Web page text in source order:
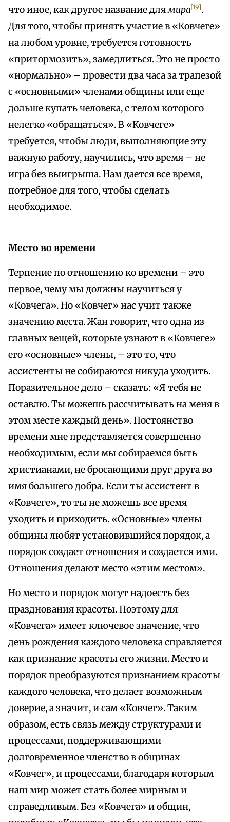
что иное, как другое название длямира[19].
Для того, чтобы принять участие в «Ковчеге»
на любом уровне, требуется готовность
«притормозить», замедлиться. Это не просто
«нормально» – провести два часа за трапезой
с «основными» членами общины или еще
дольше купать человека, с телом которого
нелегко «обращаться». В «Ковчеге»
требуется, чтобы люди, выполняющие эту
важную работу, научились, что время – не
игра без выигрыша. Нам дается все время,
потребное для того, чтобы сделать
необходимое.
Место во времени
Терпение по отношению ко времени – это
первое, чему мы должны научиться у
«Ковчега». Но «Ковчег» нас учит также
значению места. Жан говорит, что одна из
главных вещей, которые узнают в «Ковчеге»
его «основные» члены, – это то, что
ассистенты не собираются никуда уходить.
Поразительное дело – сказать: «Я тебя не
оставлю. Ты можешь рассчитывать на меня в
этом месте каждый день». Постоянство
времени мне представляется совершенно
необходимым, если мы собираемся быть
христианами, не бросающими друг друга во
имя большего добра. Если ты ассистент в
«Ковчеге», то ты не можешь все время
уходить и приходить. «Основные» члены
общины любят установившийся порядок, а
порядок создает отношения и создается ими.
Отношения делают место «этим местом».
Но место и порядок могут надоесть без
празднования красоты. Поэтому для
«Ковчега» имеет ключевое значение, что
день рождения каждого человека справляется
как признание красоты его жизни. Место и
порядок преобразуются признанием красоты
каждого человека, что делает возможным
доверие, а значит, и сам «Ковчег». Таким
образом, есть связь между структурами и
процессами, поддерживающими
долговременное членство в общинах
«Ковчег», и процессами, благодаря которым
наш мир может стать более мирным и
справедливым. Без «Ковчега» и общин,